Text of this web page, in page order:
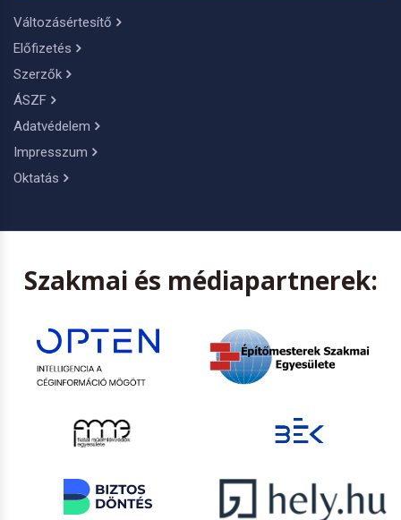
Változásértesítő
Előfizetés
Szerzők
ÁSZF
Adatvédelem
Impresszum
Oktatás
Szakmai és médiapartnerek: